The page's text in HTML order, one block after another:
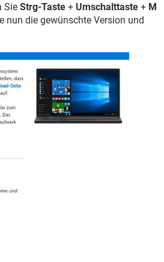
Sie Strg-Taste + Umschalttaste + M
nun die gewünschte Version und